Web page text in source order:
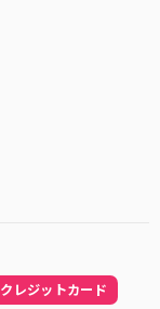
クレジットカード